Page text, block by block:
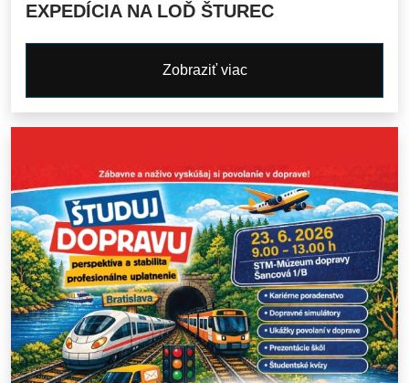
EXPEDÍCIA NA LOĎ ŠTUREC
Zobraziť viac